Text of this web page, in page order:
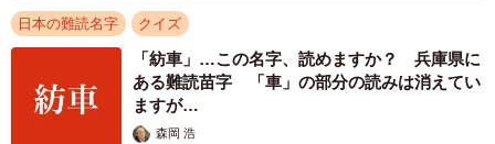
日本の難読名字 クイズ
「紡車」…この名字、読めますか？ 兵庫県に
ある難読苗字 「車」の部分の読みは消えてい
ますが…
森岡 浩